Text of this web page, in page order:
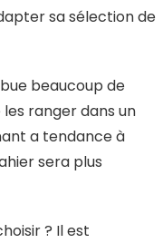
sa sélection de
beaucoup de
ranger dans un
a tendance à
sera plus
? Il est